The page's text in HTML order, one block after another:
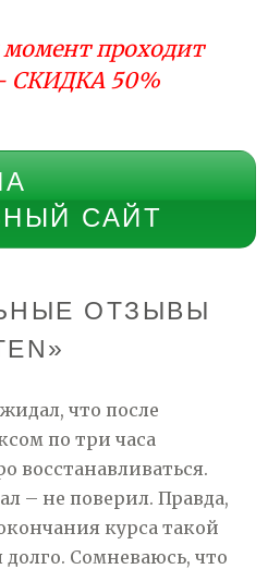
проходит
СКИДКА 50%
САЙТ
ОТЗЫВЫ
что после
по три часа
восстанавливаться.
– не поверил. Правда,
курса такой
Сомневаюсь, что